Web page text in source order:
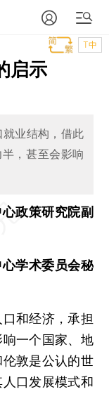
T中
启示
业结构，借此
，甚至会影响
政策研究院副
学术委员会秘
和经济，承担
一个国家、地
敦是公认的世
口发展模式和